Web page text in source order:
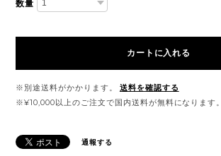
数量
カートに入れる
※別途送料がかかります。
送料を確認する
※¥10,000以上のご注文で国内送料が無料になります。
通報する